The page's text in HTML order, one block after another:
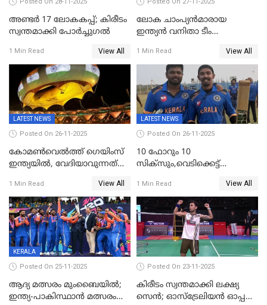
അണ്ടര്‍ 17 ലോകകപ്പ്; കിരീടം
സ്വന്തമാക്കി പോര്‍ച്ചുഗല്‍
1 Min Read View All
ലോക ചാംപ്യൻമാരായ
ഇന്ത്യൻ വനിതാ ടീം
മത്സരങ്ങൾ ​ഗ്രീൻഫീൽഡിൽ
1 Min Read View All
LATEST NEWS
Posted On 26-11-2025
കോമൺവെൽത്ത് ഗെയിംസ്
ഇന്ത്യയിൽ, വേദിയാവുന്നത്
1 Min Read View All
LATEST NEWS
Posted On 26-11-2025
10 ഫോറും 10
സിക്‌സും,വെടിക്കെട്ട്
അര്‍ധ സെഞ്ചുറിയുമായി
സഞ്ജു; ഒഡിഷയെ 10
വിക്കറ്റിന് തകര്‍ത്ത് കേരളം
1 Min Read View All
KERALA
Posted On 25-11-2025
ആദ്യ മത്സരം മുംബൈയിൽ;
ഇന്ത്യ-പാകിസ്ഥാൻ മത്സരം
Posted On 23-11-2025
കിരീടം സ്വന്തമാക്കി ലക്ഷ്യ
സെന്‍; ഓസ്ട്രേലിയന്‍ ഓപ്പണ്‍